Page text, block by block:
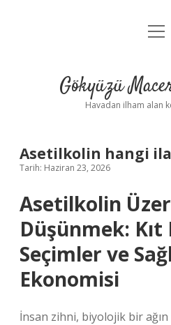
Yasal
Gökyüzü
Havadan ilham alan
Asetilkolin hangi
Tarih: Haziran 23, 2026
Asetilkolin
Düşünmek:
Seçimler ve
Ekonomisi
İnsan zihni, biyolojik bir